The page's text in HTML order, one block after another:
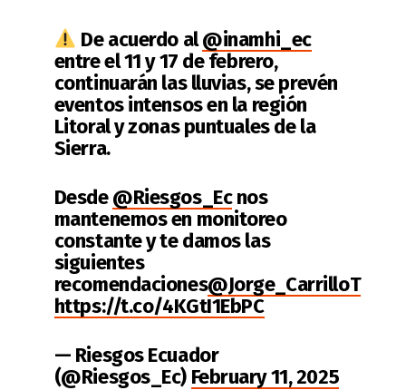
De acuerdo al@inamhi_ec
entre el 11 y 17 de febrero,
continuarán las lluvias, se prevén
eventos intensos en la región
Litoral y zonas puntuales de la
Sierra.
Desde@Riesgos_Ecnos
mantenemos en monitoreo
constante y te damos las
siguientes
recomendaciones@Jorge_CarrilloT
https://t.co/4KGtI1EbPC
— Riesgos Ecuador
(@Riesgos_Ec) February 11, 2025